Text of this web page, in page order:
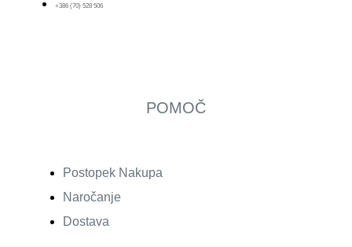
+386 (70) 528 506
POMOČ
Postopek Nakupa
Naročanje
Dostava